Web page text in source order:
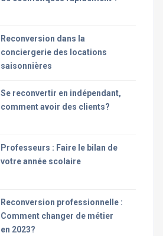
Reconversion dans la
conciergerie des locations
saisonnières
Se reconvertir en indépendant,
comment avoir des clients?
Professeurs : Faire le bilan de
votre année scolaire
Reconversion professionnelle :
Comment changer de métier
en 2023?